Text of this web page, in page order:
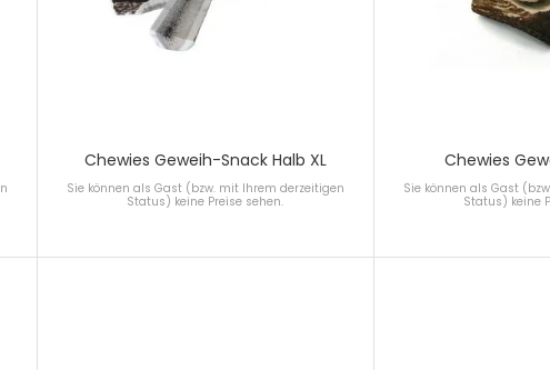
Chewies Geweih-Snack Halb XL
Sie können als Gast (bzw. mit Ihrem derzeitigen
Status) keine Preise sehen.
Chewies
Sie können als Gast
Status) keine